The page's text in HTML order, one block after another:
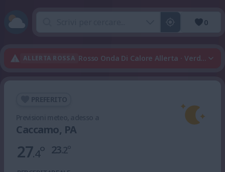
0
ALLERTA ROSSA Rosso Onda Di Calore Allerta · Verde
Caccamo, PA
27.4° 23.2°